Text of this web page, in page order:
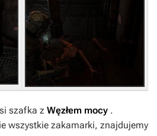
szafka z Węzłem mocy .
wszystkie zakamarki, znajdujemy